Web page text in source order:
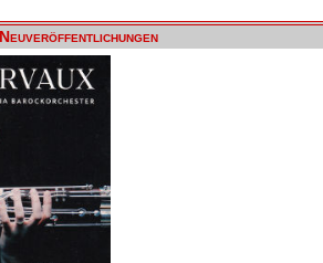
Neuveröffentlichungen